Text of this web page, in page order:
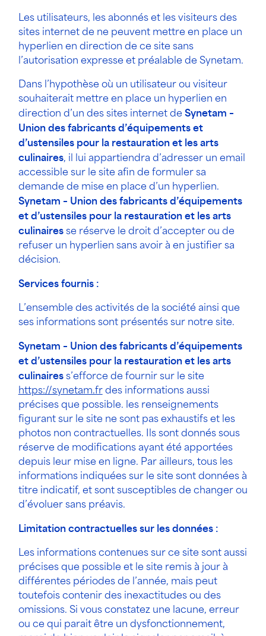
Les utilisateurs, les abonnés et les visiteurs des
sites internet de ne peuvent mettre en place un
hyperlien en direction de ce site sans
l’autorisation expresse et préalable de Synetam.
Dans l’hypothèse où un utilisateur ou visiteur
souhaiterait mettre en place un hyperlien en
direction d’un des sites internet de Synetam –
Union des fabricants d’équipements et
d’ustensiles pour la restauration et les arts
culinaires, il lui appartiendra d’adresser un email
accessible sur le site afin de formuler sa
demande de mise en place d’un hyperlien.
Synetam – Union des fabricants d’équipements
et d’ustensiles pour la restauration et les arts
culinaires se réserve le droit d’accepter ou de
refuser un hyperlien sans avoir à en justifier sa
décision.
Services fournis :
L’ensemble des activités de la société ainsi que
ses informations sont présentés sur notre site.
Synetam – Union des fabricants d’équipements
et d’ustensiles pour la restauration et les arts
culinaires s’efforce de fournir sur le site
https://synetam.frdes informations aussi
précises que possible. les renseignements
figurant sur le site ne sont pas exhaustifs et les
photos non contractuelles. Ils sont donnés sous
réserve de modifications ayant été apportées
depuis leur mise en ligne. Par ailleurs, tous les
informations indiquées sur le site sont données à
titre indicatif, et sont susceptibles de changer ou
d’évoluer sans préavis.
Limitation contractuelles sur les données :
Les informations contenues sur ce site sont aussi
précises que possible et le site remis à jour à
différentes périodes de l’année, mais peut
toutefois contenir des inexactitudes ou des
omissions. Si vous constatez une lacune, erreur
ou ce qui parait être un dysfonctionnement,